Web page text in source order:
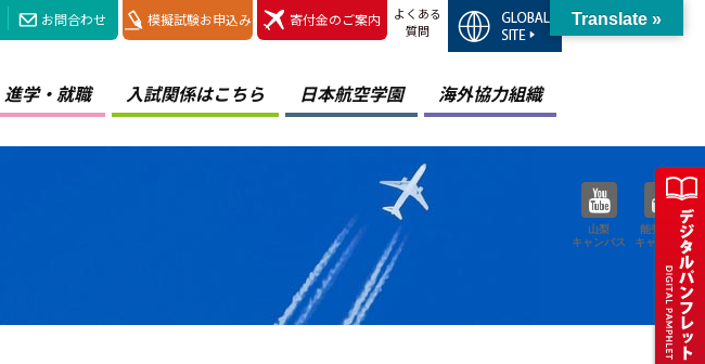
お問合わせ 模擬試験お申込み 寄付金のご案内
よくある
質問
進学・就職 入試関係はこちら 日本航空学園 海外協力組織
山梨
キャンパス
能登空港
キャンパス
Translate »